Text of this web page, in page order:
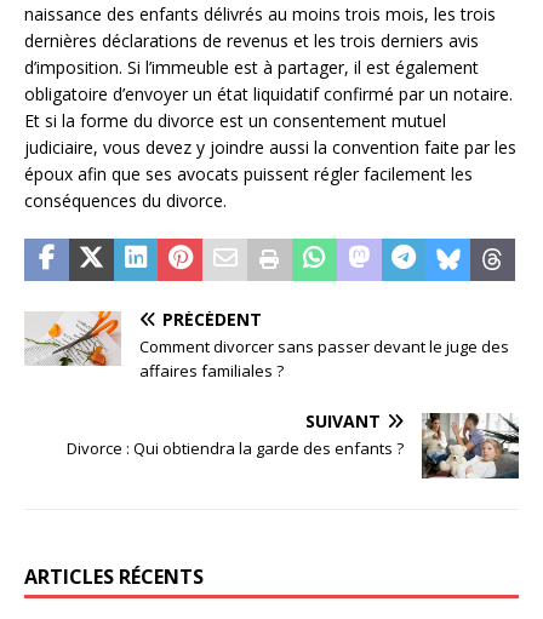
naissance des enfants délivrés au moins trois mois, les trois
dernières déclarations de revenus et les trois derniers avis
d’imposition. Si l’immeuble est à partager, il est également
obligatoire d’envoyer un état liquidatif confirmé par un notaire.
Et si la forme du divorce est un consentement mutuel
judiciaire, vous devez y joindre aussi la convention faite par les
époux afin que ses avocats puissent régler facilement les
conséquences du divorce.
PRÉCÉDENT
Comment divorcer sans passer devant le juge des
affaires familiales ?
SUIVANT
Divorce : Qui obtiendra la garde des enfants ?
ARTICLES RÉCENTS